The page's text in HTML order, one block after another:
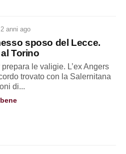
anni ago
sposo del Lecce.
Torino
le valigie. L’ex Angers
trovato con la Salernitana
di...